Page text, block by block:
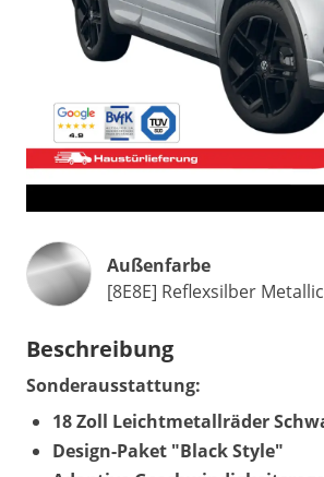
Außenfarbe
[8E8E] Reflexsilber Metallic
Beschreibung
Sonderausstattung:
18 Zoll Leichtmetallräder
Design-Paket "Black Style"